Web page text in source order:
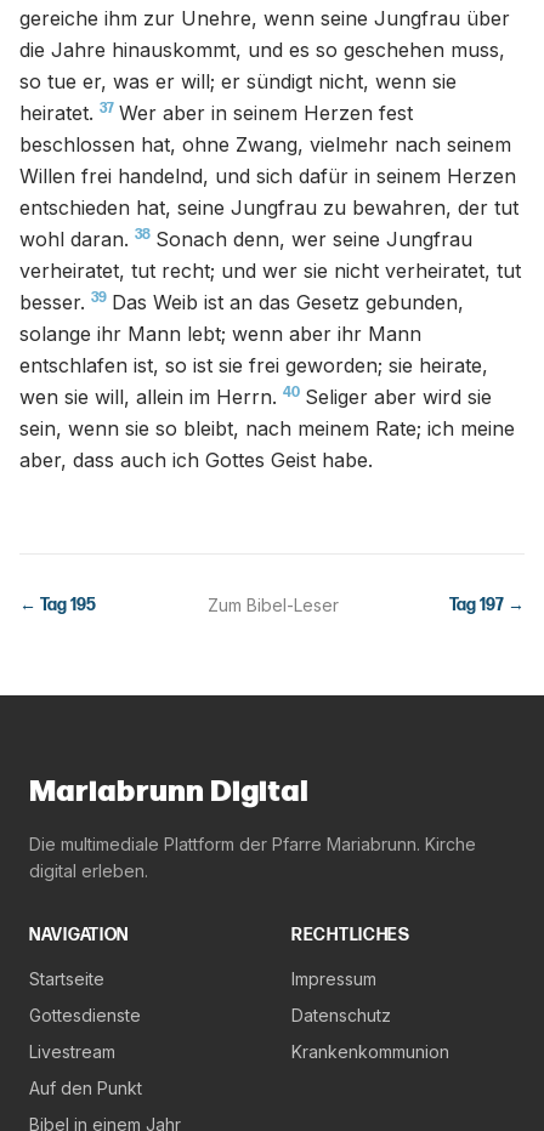
gereiche ihm zur Unehre, wenn seine Jungfrau über
die Jahre hinauskommt, und es so geschehen muss,
so tue er, was er will; er sündigt nicht, wenn sie
heiratet. 37 Wer aber in seinem Herzen fest
beschlossen hat, ohne Zwang, vielmehr nach seinem
Willen frei handelnd, und sich dafür in seinem Herzen
entschieden hat, seine Jungfrau zu bewahren, der tut
wohl daran. 38 Sonach denn, wer seine Jungfrau
verheiratet, tut recht; und wer sie nicht verheiratet, tut
besser. 39 Das Weib ist an das Gesetz gebunden,
solange ihr Mann lebt; wenn aber ihr Mann
entschlafen ist, so ist sie frei geworden; sie heirate,
wen sie will, allein im Herrn. 40 Seliger aber wird sie
sein, wenn sie so bleibt, nach meinem Rate; ich meine
aber, dass auch ich Gottes Geist habe.
← Tag195 Zum Bibel-Leser Tag197 →
Mariabrunn Digital
Die multimediale Plattform der Pfarre Mariabrunn. Kirche
digital erleben.
NAVIGATION
Startseite
Gottesdienste
Livestream
Auf den Punkt
Bibel in einem Jahr
RECHTLICHES
Impressum
Datenschutz
Krankenkommunion